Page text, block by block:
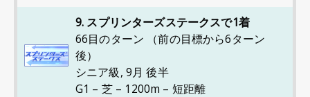
9. スプリンターズステークスで1着
66目のターン （前の目標から6ターン
後）
シニア級, 9月 後半
G1 – 芝 – 1200m – 短距離